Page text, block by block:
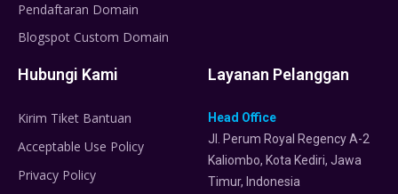
Pendaftaran Domain
Blogspot Custom Domain
Hubungi Kami
Kirim Tiket Bantuan
Acceptable Use Policy
Privacy Policy
Layanan Pelanggan
Head Office
Jl. Perum Royal Regency A-2
Kaliombo, Kota Kediri, Jawa
Timur, Indonesia